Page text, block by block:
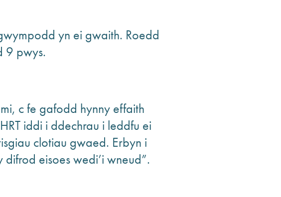
yn ei gwaith. Roedd
9 pwys.
c fe gafodd hynny effaith
iddi i ddechrau i leddfu ei
clotiau gwaed. Erbyn i
eisoes wedi’i wneud”.